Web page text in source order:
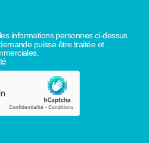
informations personnes ci-dessus
puisse être traitée et